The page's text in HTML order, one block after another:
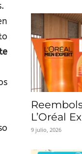
L’Oréal
9 julio, 2026